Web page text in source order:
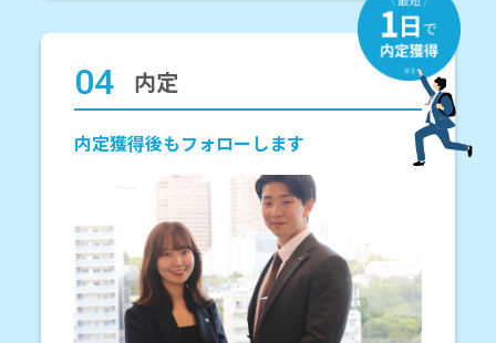
04 内定
内定獲得後もフォローします